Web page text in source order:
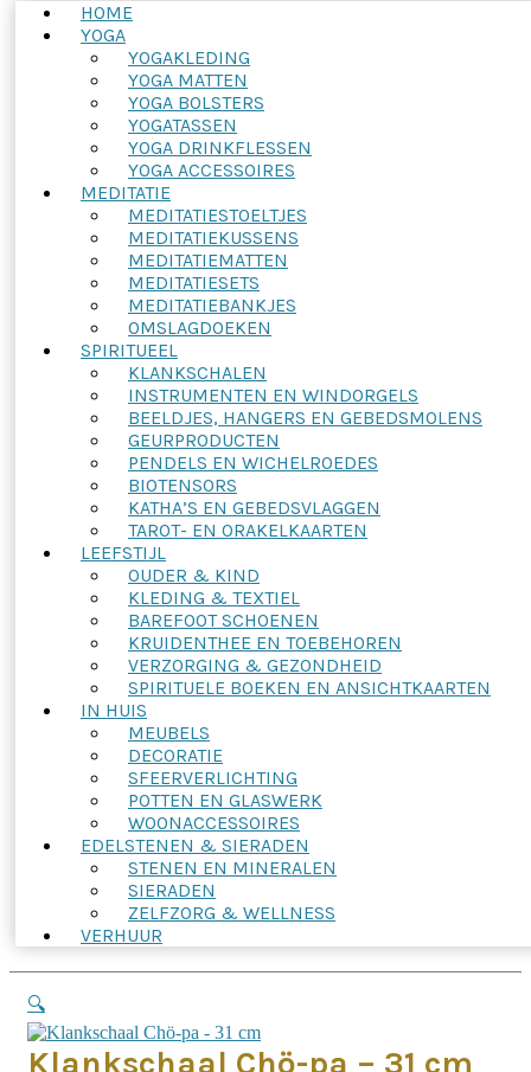
HOME
YOGA
YOGAKLEDING
YOGA MATTEN
YOGA BOLSTERS
YOGATASSEN
YOGA DRINKFLESSEN
YOGA ACCESSOIRES
MEDITATIE
MEDITATIESTOELTJES
MEDITATIEKUSSENS
MEDITATIEMATTEN
MEDITATIESETS
MEDITATIEBANKJES
OMSLAGDOEKEN
SPIRITUEEL
KLANKSCHALEN
INSTRUMENTEN EN WINDORGELS
BEELDJES, HANGERS EN GEBEDSMOLENS
GEURPRODUCTEN
PENDELS EN WICHELROEDES
BIOTENSORS
KATHA’S EN GEBEDSVLAGGEN
TAROT- EN ORAKELKAARTEN
LEEFSTIJL
OUDER & KIND
KLEDING & TEXTIEL
BAREFOOT SCHOENEN
KRUIDENTHEE EN TOEBEHOREN
VERZORGING & GEZONDHEID
SPIRITUELE BOEKEN EN ANSICHTKAARTEN
IN HUIS
MEUBELS
DECORATIE
SFEERVERLICHTING
POTTEN EN GLASWERK
WOONACCESSOIRES
EDELSTENEN & SIERADEN
STENEN EN MINERALEN
SIERADEN
ZELFZORG & WELLNESS
VERHUUR
🔍
Klankschaal Chö-pa – 31 cm